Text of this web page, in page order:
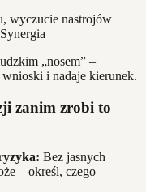
wyczucie nastrojów
„nosem” –
i nadaje kierunek.
zanim zrobi to
Bez jasnych
– określ, czego